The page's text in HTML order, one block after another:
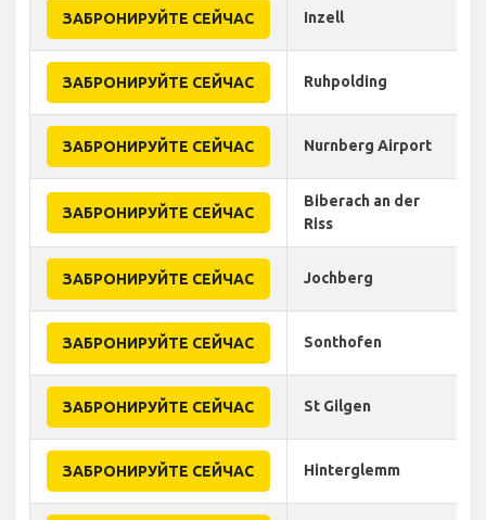
ЗАБРОНИРУЙТЕ СЕЙЧАС Inzell
ЗАБРОНИРУЙТЕ СЕЙЧАС Ruhpolding
ЗАБРОНИРУЙТЕ СЕЙЧАС Nurnberg Airport
ЗАБРОНИРУЙТЕ СЕЙЧАС
Biberach an der
Riss
ЗАБРОНИРУЙТЕ СЕЙЧАС Jochberg
ЗАБРОНИРУЙТЕ СЕЙЧАС Sonthofen
ЗАБРОНИРУЙТЕ СЕЙЧАС St Gilgen
ЗАБРОНИРУЙТЕ СЕЙЧАС Hinterglemm